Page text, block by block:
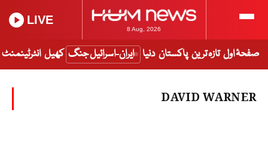
8 Aug, 2026
LIVE
صفحۂ اول تازہ ترین پاکستان دنیا ایران-اسرائیل جنگ کھیل انٹرٹینمنٹ
DAVID WARNER